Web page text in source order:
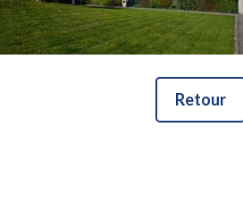
Retour